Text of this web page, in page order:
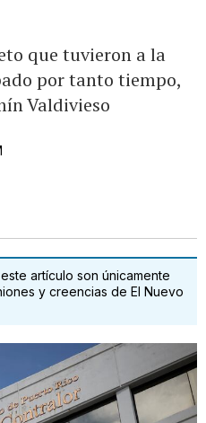
que tuvieron a la
por tanto tiempo,
Valdivieso
artículo son únicamente
y creencias de El Nuevo